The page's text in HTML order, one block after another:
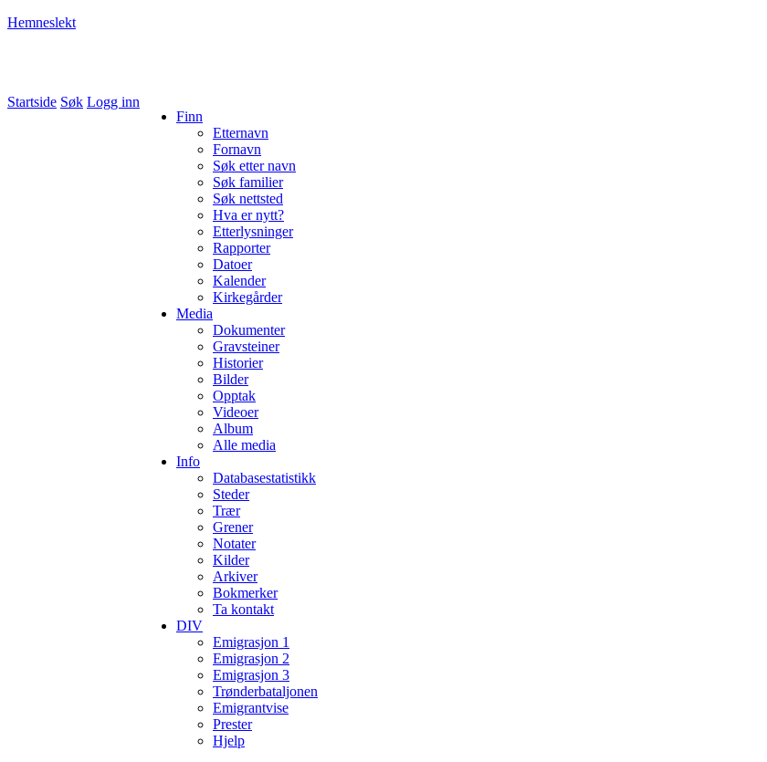
Hemneslekt
Startside Søk Logg inn
Finn
Etternavn
Fornavn
Søk etter navn
Søk familier
Søk nettsted
Hva er nytt?
Etterlysninger
Rapporter
Datoer
Kalender
Kirkegårder
Media
Dokumenter
Gravsteiner
Historier
Bilder
Opptak
Videoer
Album
Alle media
Info
Databasestatistikk
Steder
Trær
Grener
Notater
Kilder
Arkiver
Bokmerker
Ta kontakt
DIV
Emigrasjon 1
Emigrasjon 2
Emigrasjon 3
Trønderbataljonen
Emigrantvise
Prester
Hjelp